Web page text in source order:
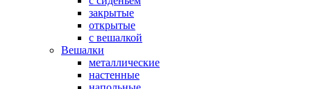
закрытые
открытые
с вешалкой
Вешалки
металлические
настенные